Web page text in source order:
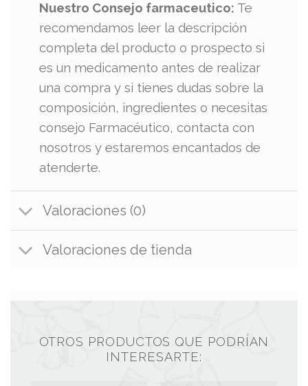
Nuestro Consejo farmaceutico: Te
recomendamos leer la descripción
completa del producto o prospecto si
es un medicamento antes de realizar
una compra y si tienes dudas sobre la
composición, ingredientes o necesitas
consejo Farmacéutico, contacta con
nosotros y estaremos encantados de
atenderte.
Valoraciones (0)
Valoraciones de tienda
OTROS PRODUCTOS QUE PODRÍAN
INTERESARTE: